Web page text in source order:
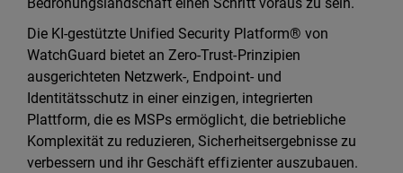
Die KI-gestützte Unified Security Platform® von
WatchGuard bietet an Zero-Trust-Prinzipien
ausgerichteten Netzwerk-, Endpoint- und
Identitätsschutz in einer einzigen, integrierten
Plattform, die es MSPs ermöglicht, die betriebliche
Komplexität zu reduzieren, Sicherheitsergebnisse zu
verbessern und ihr Geschäft effizienter auszubauen.